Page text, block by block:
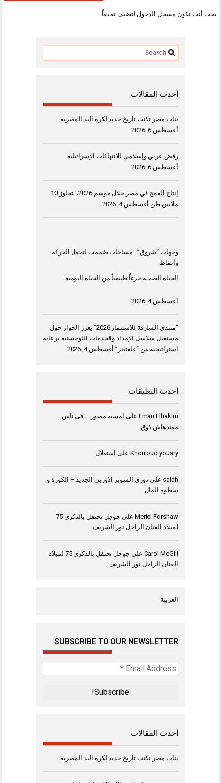
يجب أنت تكون مسجل الدخول لتضيف تعليقاً.
أحدث المقالات
بنات مصر تكتب تاريخ جديد لكرة اليد المصرية
أغسطس 6, 2026
رفض عربي وإسلامي للانتهاكات الإسرائيلية
أغسطس 6, 2026
إنتاج القمح في مصر خلال موسم 2026، يتجاوز 10
ملايين طن أغسطس 4, 2026
وجهات “شروق”.. مساحات صُممت لتجعل الحركة
وأنماط
الحياة الصحية جزءاً طبيعياً من الحياة اليومية
أغسطس 4, 2026
“منتدى الشارقة للاستثمار 2026” يعزز الحوار حول
مستقبل سلاسل الإمداد والخدمات اللوجستية برعاية
استراتيجية من “غلفتينر” أغسطس 4, 2026
أحدث التعليقات
Eman Elhakim على امسية مصور – فى ناس
معندهاش ذوق
Khouloud yousry على استغلال
salah على دورى السوبر الاوربى الجديد – الكورة و
سطوة المال
Meriel Forshaw على
جوجل تحتفل بالذكرى 75
لميلاد الفنان الراحل نور الشريف
Carol McGill على
جوجل تحتفل بالذكرى 75 لميلاد
الفنان الراحل نور الشريف
العربية
SUBSCRIBE TO OUR NEWSLETTER
Email
Address
أحدث المقالات
بنات مصر تكتب تاريخ جديد لكرة اليد المصرية